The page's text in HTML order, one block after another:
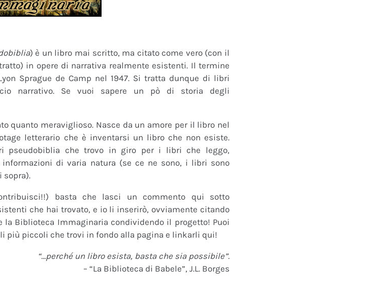
) è un libro mai scritto, ma citato come vero (con il
in opere di narrativa realmente esistenti. Il termine
Sprague de Camp nel 1947. Si tratta dunque di libri
narrativo. Se vuoi sapere un pò di storia degli
quanto meraviglioso. Nasce da un amore per il libro nel
letterario che è inventarsi un libro che non esiste.
pseudobiblia che trovo in giro per i libri che leggo,
di varia natura (se ce ne sono, i libri sono
sopra).
basta che lasci un commento qui sotto
che hai trovato, e io li inserirò, ovviamente citando
Biblioteca Immaginaria condividendo il progetto! Puoi
più piccoli che trovi in fondo alla pagina e linkarli qui!
“…perché un libro esista, basta che sia possibile”.
– “La Biblioteca di Babele”, J.L. Borges